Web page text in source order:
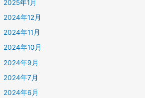
2025年1月
2024年12月
2024年11月
2024年10月
2024年9月
2024年7月
2024年6月